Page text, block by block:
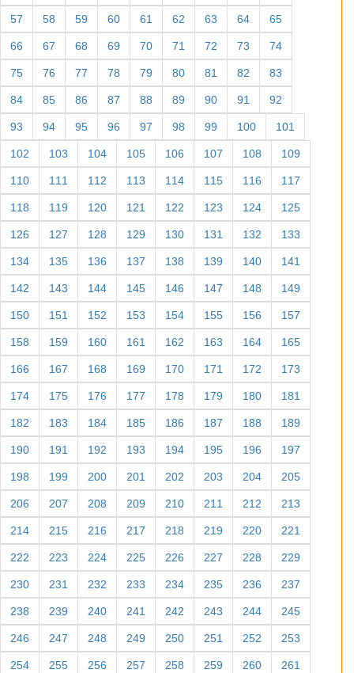
57 58 59 60 61 62 63 64 65
66 67 68 69 70 71 72 73 74
75 76 77 78 79 80 81 82 83
84 85 86 87 88 89 90 91 92
93 94 95 96 97 98 99 100 101
102 103 104 105 106 107 108 109
110 111 112 113 114 115 116 117
118 119 120 121 122 123 124 125
126 127 128 129 130 131 132 133
134 135 136 137 138 139 140 141
142 143 144 145 146 147 148 149
150 151 152 153 154 155 156 157
158 159 160 161 162 163 164 165
166 167 168 169 170 171 172 173
174 175 176 177 178 179 180 181
182 183 184 185 186 187 188 189
190 191 192 193 194 195 196 197
198 199 200 201 202 203 204 205
206 207 208 209 210 211 212 213
214 215 216 217 218 219 220 221
222 223 224 225 226 227 228 229
230 231 232 233 234 235 236 237
238 239 240 241 242 243 244 245
246 247 248 249 250 251 252 253
254 255 256 257 258 259 260 261